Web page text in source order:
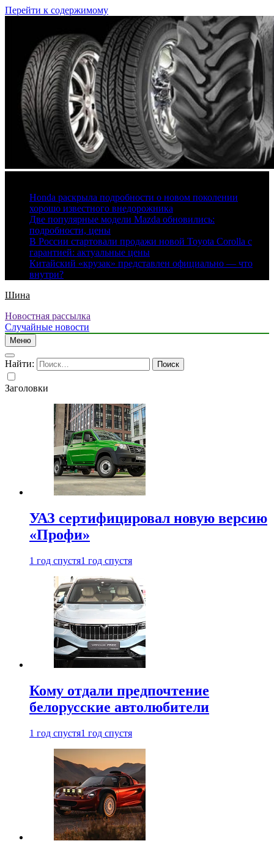
Перейти к содержимому
Honda раскрыла подробности о новом поколении
хорошо известного внедорожника
Две популярные модели Mazda обновились:
подробности, цены
В России стартовали продажи новой Toyota Corolla с
гарантией: актуальные цены
Китайский «крузак» представлен официально — что
внутри?
Шина
Новостная рассылка
Случайные новости
Меню
Найти:
Заголовки
УАЗ сертифицировал новую версию
«Профи»
1 год спустя1 год спустя
Кому отдали предпочтение
белорусские автолюбители
1 год спустя1 год спустя